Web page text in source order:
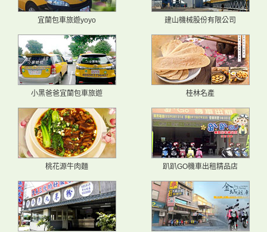
宜蘭包車旅遊yoyo 建山機械股份有限公司
小黑爸爸宜蘭包車旅遊 桂林名產
桃花源牛肉麵 趴趴GO機車出租精品店